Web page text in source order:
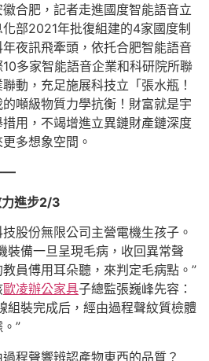
合肥，記者走進國度智能語音立
部2021年批復組建的4家國度制
夜訊飛牽頭，依托合肥智能語音
多家智能語音企業和科研院所聯
動，充足施展科技立「張水瓶！
噸級物質力學抗衡！財富就是宇
用，不竭增進立異鏈財產鏈深度
多想象空間。
力進步2/3
股份無限公司主營電機生孩子。
裝備一旦呈現毛病，收回異常聲
員傅用耳朵聽，來判定毛病點。”
歐凌辦公家具子總監張巍峰先容：
組裝完成后，經由過程聲紋質檢體
”
程聲響辨認產物東西的品質？